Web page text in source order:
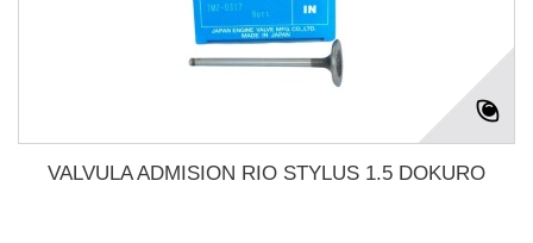
VALVULA ADMISION RIO STYLUS 1.5 DOKURO